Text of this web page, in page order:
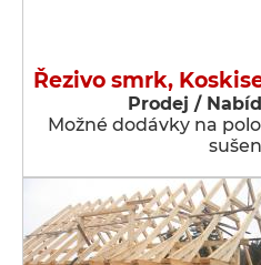
Řezivo smrk,
Prodej /
Možné dodávky na